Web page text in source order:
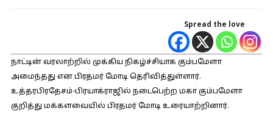
Spread the love
நாட்டின் வரலாற்றில் முக்கிய நிகழ்ச்சியாக கும்பமேளா
அமைந்தது என பிரதமர் மோடி தெரிவித்துள்ளார்.
உத்தரபிரதேசம்-பிரயாக்ராஜில் நடைபெற்ற மகா கும்பமேளா
குறித்து மக்களவையில் பிரதமர் மோடி உரையாற்றினார்.